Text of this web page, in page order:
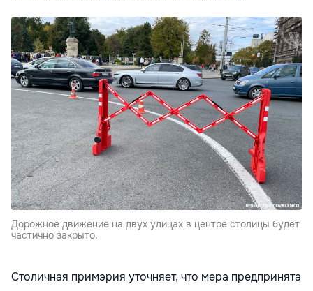
Дорожное движение на двух улицах в центре столицы будет
частично закрыто.
Столичная примэрия уточняет, что мера предпринята